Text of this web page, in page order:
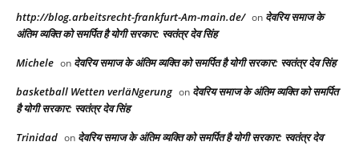
http://blog.arbeitsrecht-frankfurt-Am-main.de/ on देवरिय समाज के
अंतिम व्यक्ति को समर्पित है योगी सरकार: स्वतंत्र देव सिंह
Michele on देवरिय समाज के अंतिम व्यक्ति को समर्पित है योगी सरकार: स्वतंत्र देव सिंह
basketball Wetten verläNgerung on देवरिय समाज के अंतिम व्यक्ति को समर्पित
है योगी सरकार: स्वतंत्र देव सिंह
Trinidad on देवरिय समाज के अंतिम व्यक्ति को समर्पित है योगी सरकार: स्वतंत्र देव